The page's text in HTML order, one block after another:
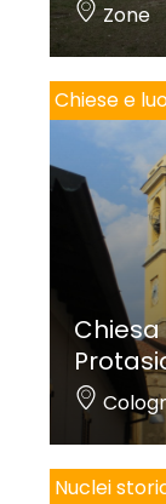
Zone
Chiese e
Nuclei